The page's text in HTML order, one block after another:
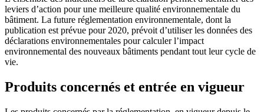
leviers d’action pour une meilleure qualité environnementale du
bâtiment. La future réglementation environnementale, dont la
publication est prévue pour 2020, prévoit d’utiliser les données des
déclarations environnementales pour calculer l’impact
environnemental des nouveaux bâtiments pendant tout leur cycle de
vie.
Produits concernés et entrée en vigueur